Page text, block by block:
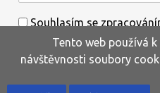
Souhlasím se
informací uvedenýchzde.*
Tento web používá
návštěvnosti soubory